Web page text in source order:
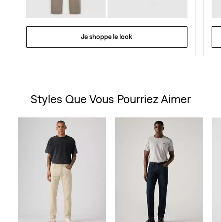
Je shoppe le look
Styles Que Vous Pourriez Aimer